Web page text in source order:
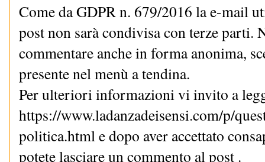
Come da GDPR n. 679/2016 la e-mail
post non sarà condivisa con terze parti.
commentare anche in forma anonima,
presente nel menù a tendina.
Per ulteriori informazioni vi invito a
https://www.ladanzadeisensi.com/p/
politica.html e dopo aver accettato
potete lasciare un commento al post .